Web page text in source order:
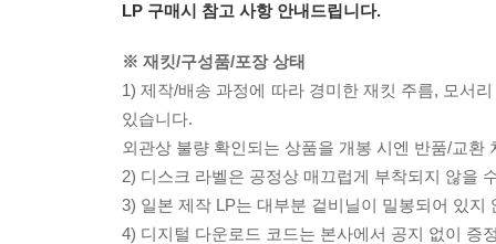
LP 구매시 참고 사항 안내드립니다.
※ 재킷/구성품/포장 상태
1) 제작/배송 과정에 따라 경미한 재킷 주름, 모서
있습니다.
외관상 불량 확인되는 상품을 개봉 시엔 반품/교환
2) 디스크 라벨은 공정상 매끄럽게 부착되지 않을
3) 일본 제작 LP는 대부분 겉비닐이 밀봉되어 있지
4) 디지털 다운로드 코드는 본사에서 공지 없이 증